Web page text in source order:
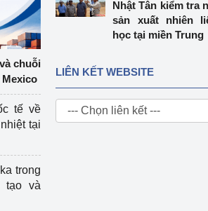
chuỗi
tế về
tại
trong
tạo và
Nhật Tân kiểm tra
sản xuất nhiên
học tại miền Trung
LIÊN KẾT WEBSITE